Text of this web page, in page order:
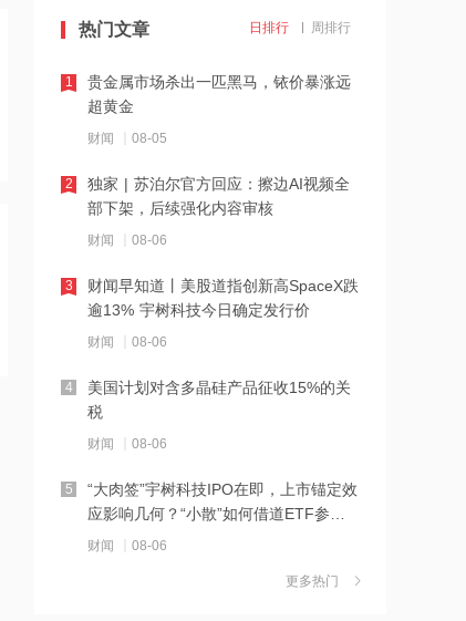
深交所受理
12:11
SpaceX股票解禁竟是入场点？大摩坚称
该股明年中目标价为300美元
12:10
公司Obi项目全部产线已正式进入满产运
营阶段 力勤资源午前涨超3%
12:09
7月风机招标显著回暖 出口保持较高景
气度 金风科技涨超7%
12:07
港股三大指数转涨，半导体、PCB概念
股强势反弹
12:06
通天酒业8月7日起短暂停牌 待刊发构成
公司内幕消息的收购公告
热门文章 日排行 周排行
贵金属市场杀出一匹黑马，铱价暴涨远
超黄金
财闻 08-05
1
独家 | 苏泊尔官方回应：擦边AI视频全
部下架，后续强化内容审核
财闻 08-06
2
财闻早知道丨美股道指创新高SpaceX跌
逾13% 宇树科技今日确定发行价
财闻 08-06
3
美国计划对含多晶硅产品征收15%的关
税
财闻 08-06
4
“大肉签”宇树科技IPO在即，上市锚定效
应影响几何？“小散”如何借道ETF参
与？
财闻 08-06
5
茉莉奶白陷降薪罗生门，当事人称：公
更多热门